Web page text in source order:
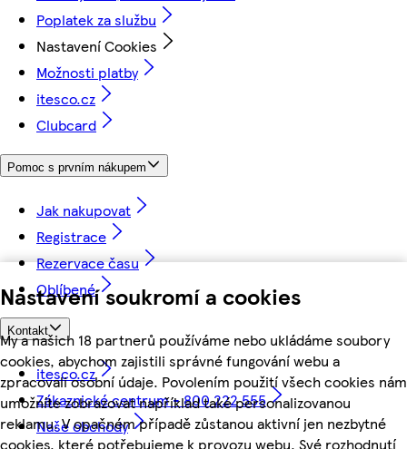
Nastavení soukromí a cookies
My a našich 18 partnerů používáme nebo ukládáme soubory
cookies, abychom zajistili správné fungování webu a
zpracovali osobní údaje. Povolením použití všech cookies nám
umožníte zobrazovat například také personalizovanou
reklamu. V opačném případě zůstanou aktivní jen nezbytné
cookies, které potřebujeme k provozu webu. Své rozhodnutí
Poplatek za službu
Nastavení Cookies
Možnosti platby
itesco.cz
Clubcard
Pomoc s prvním nákupem
Jak nakupovat
Registrace
Rezervace času
Oblíbené
Kontakt
itesco.cz
Zákaznické centrum - 800 222 555
Naše obchody